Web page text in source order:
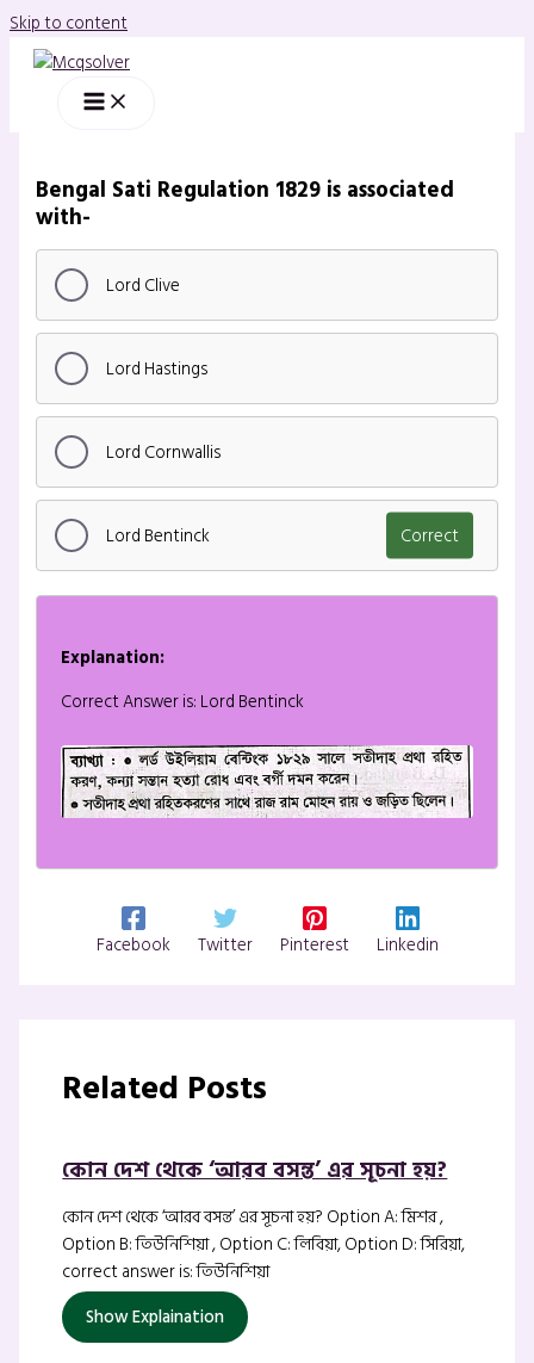
Skip to content
Bengal Sati Regulation 1829 is associated
with-
Lord Clive
Lord Hastings
Lord Cornwallis
Lord Bentinck Correct
Explanation:
Correct Answer is: Lord Bentinck
Facebook Twitter Pinterest Linkedin
Related Posts
কোন দেশ থেকে ‘আরব বসন্ত’ এর সূচনা হয়?
কোন দেশ থেকে ‘আরব বসন্ত’ এর সূচনা হয়? Option A: মিশর ,
Option B: তিউনিশিয়া , Option C: লিবিয়া, Option D: সিরিয়া,
correct answer is: তিউনিশিয়া
Show Explaination